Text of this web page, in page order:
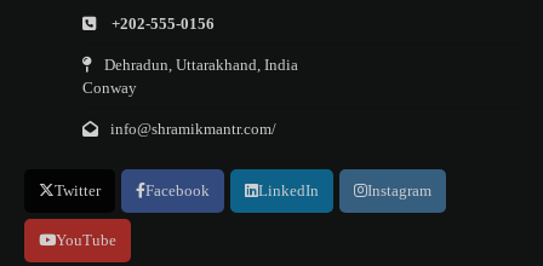
+202-555-0156
Dehradun, Uttarakhand, India
Conway
info@shramikmantr.com/
Twitter Facebook LinkedIn Instagram
YouTube